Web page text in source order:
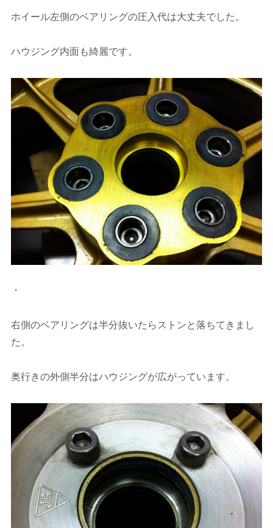
ホイール左側のベアリングの圧入代は大丈夫でした。
ハウジング内面も綺麗です。
・
右側のベアリングは半分抜いたらストンと落ちてきまし
た。
奥行きの外側半分はハウジングが広がっています。